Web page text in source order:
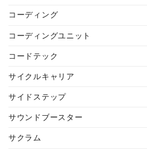
コーディング
コーディングユニット
コードテック
サイクルキャリア
サイドステップ
サウンドブースター
サクラム